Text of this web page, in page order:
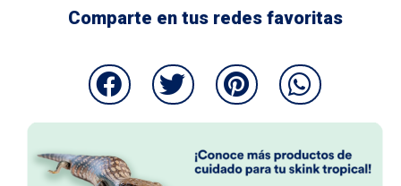
Comparte en tus redes favoritas